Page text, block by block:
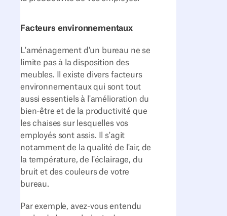
Facteurs environnementaux
L'aménagement d'un bureau ne se
limite pas à la disposition des
meubles. Il existe divers facteurs
environnementaux qui sont tout
aussi essentiels à l'amélioration du
bien-être et de la productivité que
les chaises sur lesquelles vos
employés sont assis. Il s'agit
notamment de la qualité de l'air, de
la température, de l'éclairage, du
bruit et des couleurs de votre
bureau.
Par exemple, avez-vous entendu